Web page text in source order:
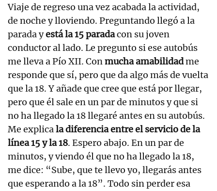
Viaje de regreso una vez acabada la actividad,
de noche y lloviendo. Preguntando llegó a la
parada yestá la 15 paradacon su joven
conductor al lado. Le pregunto si ese autobús
me lleva a Pío XII. Conmucha amabilidadme
responde que sí, pero que da algo más de vuelta
que la 18. Y añade que cree que está por llegar,
pero que él sale en un par de minutos y que si
no ha llegado la 18 llegaré antes en su autobús.
Me explicala diferencia entre el servicio de la
línea 15 y la 18. Espero abajo. En un par de
minutos, y viendo él que no ha llegado la 18,
me dice: “Sube, que te llevo yo, llegarás antes
que esperando a la 18”. Todo sin perder esa